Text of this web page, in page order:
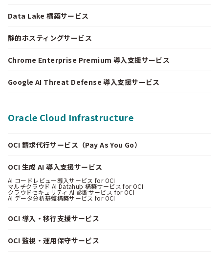
Data Lake 構築サービス
静的ホスティングサービス
Chrome Enterprise Premium 導入支援サービス
Google AI Threat Defense 導入支援サービス
Oracle Cloud Infrastructure
OCI 請求代行サービス（Pay As You Go）
OCI 生成 AI 導入支援サービス
AI コードレビュー導入サービス for OCI
マルチクラウド AI Datahub 構築サービス for OCI
クラウドセキュリティ AI 診断サービス for OCI
AI データ分析基盤構築サービス for OCI
OCI 導入・移行支援サービス
OCI 監視・運用保守サービス